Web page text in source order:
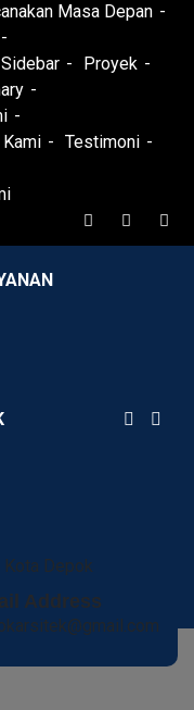
Masa Depan
Proyek
Testimoni
Kota Depok
Address